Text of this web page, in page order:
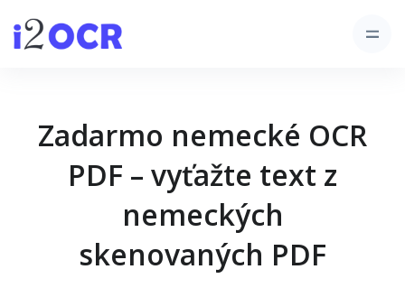
Zadarmo nemecké OCR
PDF – vyťažte text z
nemeckých
skenovaných PDF